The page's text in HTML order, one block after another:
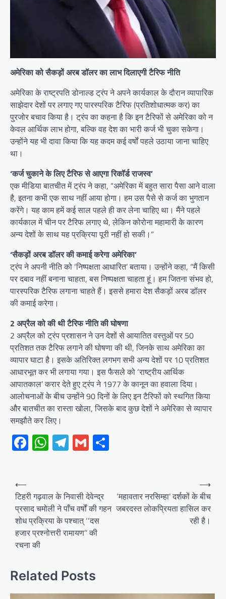
अमेरिका को सैकड़ों अरब डॉलर का लाभ दिलाएगी टैरिफ नीति
अमेरिका के राष्ट्रपति डोनाल्ड ट्रंप ने अपने कार्यकाल के दौरान व्यापारिक
साझेदार देशों पर लगाए गए पारस्परिक टैरिफ (प्रतिशोधात्मक कर) का
पुरजोर बचाव किया है। ट्रंप का कहना है कि इन टैरिफों से अमेरिका को न
केवल आर्थिक लाभ होगा, बल्कि वह देश का भारी कर्ज भी चुका सकेगा।
उन्होंने यह भी दावा किया कि यह कदम कई वर्षों पहले उठाया जाना चाहिए
था।
‘कर्ज चुकाने के लिए टैरिफ से आएगा रिकॉर्ड राजस्व’
एक मीडिया बातचीत में ट्रंप ने कहा, “अमेरिका में बहुत सारा पैसा आने वाला
है, इतना कभी एक साथ नहीं आया होगा। हम उस पैसे से कर्ज का भुगतान
करेंगे। यह काम हमें कई साल पहले ही कर लेना चाहिए था। मैंने पहले
कार्यकाल में चीन पर टैरिफ लगाए थे, लेकिन कोरोना महामारी के कारण
अन्य देशों के साथ यह प्रक्रिया पूरी नहीं हो सकी।”
‘सैकड़ों अरब डॉलर की कमाई करेगा अमेरिका’
ट्रंप ने अपनी नीति को ‘निष्पक्षता आधारित’ बताया। उन्होंने कहा, “मैं किसी
पर दबाव नहीं बनाना चाहता, बस निष्पक्षता चाहता हूं। हम जितना संभव हो,
पारस्परिक टैरिफ लगाना चाहते हैं। इससे हमारा देश सैकड़ों अरब डॉलर
की कमाई करेगा।
2 अप्रैल को की थी टैरिफ नीति की घोषणा
2 अप्रैल को ट्रंप प्रशासन ने उन देशों से आयातित वस्तुओं पर 50
प्रतिशत तक टैरिफ लगाने की घोषणा की थी, जिनके साथ अमेरिका का
व्यापार घाटा है। इसके अतिरिक्त लगभग सभी अन्य देशों पर 10 प्रतिशत
आधारभूत कर भी लगाया गया। इस फैसले को ‘राष्ट्रीय आर्थिक
आपातकाल’ करार देते हुए ट्रंप ने 1977 के कानून का हवाला दिया।
आलोचनाओं के बीच उन्होंने 90 दिनों के लिए इन टैरिफों को स्थगित किया
और बातचीत का रास्ता खोला, जिसके बाद कुछ देशों ने अमेरिका से व्यापार
समझौते कर लिए।
Facebook
WhatsApp
Telegram
Gmail
Post
navigation
⟵
टिहरी गढ़वाल के निवासी देवेन्द्र
प्रसाद चमोली ने पाँच वर्षों की गहन
शोध प्रक्रिया के पश्चात् ‘‘दस
हजार प्रश्नोत्तरी रामायण’’ की
रचना की
‘महावतार नरसिम्हा’ दर्शकों के बीच
जबरदस्त लोकप्रियता हासिल कर
रही है।
⟶
Related Posts